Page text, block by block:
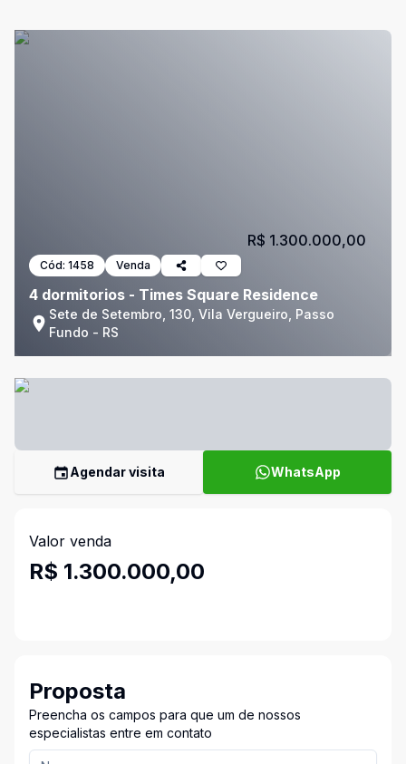
Cód: 1458 Venda
4 dormitorios - Times Square Residence
Sete de Setembro, 130, Vila Vergueiro, Passo
Fundo - RS
R$ 1.300.000,00
Agendar visita WhatsApp
Valor venda
R$ 1.300.000,00
Proposta
Preencha os campos para que um de nossos
especialistas entre em contato